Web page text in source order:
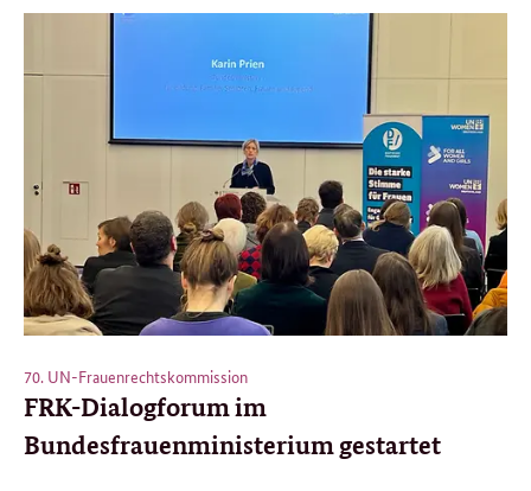
70. UN-Frauenrechtskommission
FRK-Dialogforum im
Bundesfrauenministerium gestartet